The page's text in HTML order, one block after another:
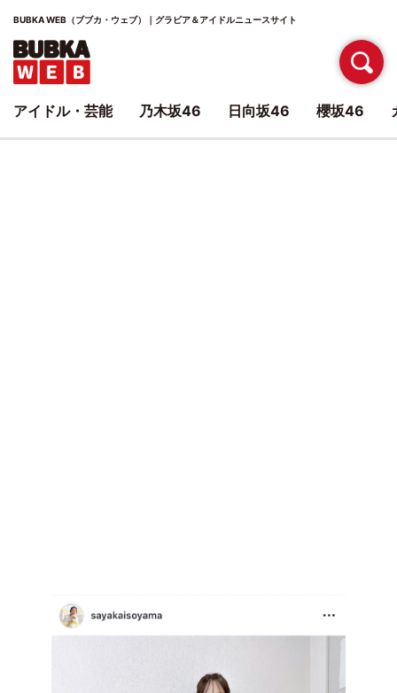
BUBKA WEB（ブブカ・ウェブ）｜グラビア＆アイドルニュースサイト
アイドル・芸能 乃木坂46 日向坂46 櫻坂46